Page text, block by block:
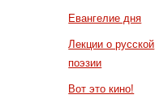
Евангелие дня
Лекции о русской
поэзии
Вот это кино!